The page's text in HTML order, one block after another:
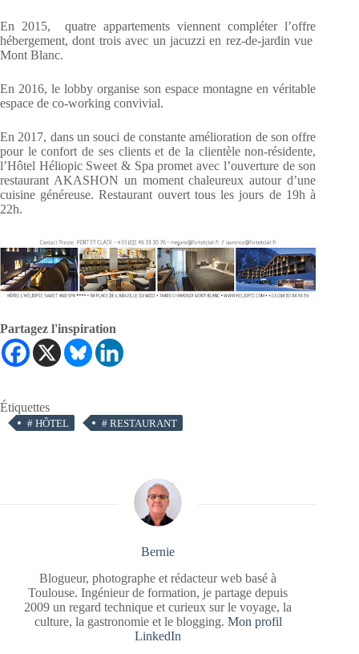
En 2015, quatre appartements viennent compléter l’offre
hébergement, dont trois avec un jacuzzi en rez-de-jardin vue
Mont Blanc.
En 2016, le lobby organise son espace montagne en véritable
espace de co-working convivial.
En 2017, dans un souci de constante amélioration de son offre
pour le confort de ses clients et de la clientèle non-résidente,
l’Hôtel Héliopic Sweet & Spa promet avec l’ouverture de son
restaurant AKASHON un moment chaleureux autour d’une
cuisine généreuse. Restaurant ouvert tous les jours de 19h à
22h.
Partagez l'inspiration
Étiquettes
# HÔTEL # RESTAURANT
Bernie
Blogueur, photographe et rédacteur web basé à
Toulouse. Ingénieur de formation, je partage depuis
2009 un regard technique et curieux sur le voyage, la
culture, la gastronomie et le blogging. Mon profil
LinkedIn